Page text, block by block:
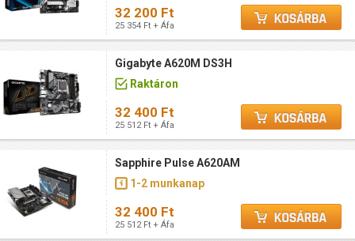
32 200 Ft
25 354 Ft + Áfa
Gigabyte A620M DS3H
Raktáron
32 400 Ft
25 512 Ft + Áfa
Sapphire Pulse A620AM
1-2 munkanap
32 400 Ft
25 512 Ft + Áfa